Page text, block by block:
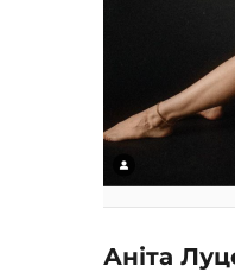
Аніта